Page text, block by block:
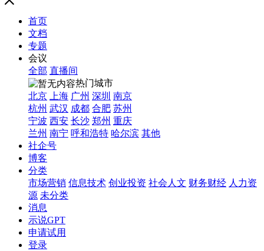
首页
文档
专题
会议
全部 直播间
热门城市
北京
上海 广州 深圳 南京
杭州 武汉 成都 合肥 苏州
宁波 西安 长沙 郑州 重庆
兰州 南宁 呼和浩特 哈尔滨 其他
社企号
博客
分类
市场营销 信息技术 创业投资 社会人文 财务财经 人力资
源 未分类
消息
示说GPT
申请试用
登录